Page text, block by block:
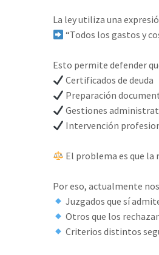
La ley utiliza una
“Todos los gastos y
Esto permite defender
Certificados de deuda⁣
Preparación
Gestiones
Intervención
El problema es que
Por eso, actualmente
Juzgados que sí
Otros que los
Criterios distintos